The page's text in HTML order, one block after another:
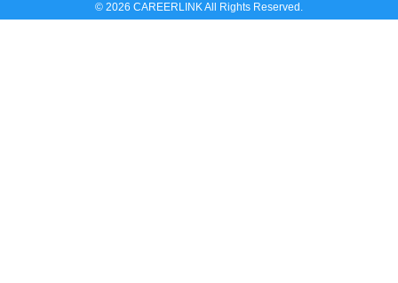
© 2026 CAREERLINK All Rights Reserved.